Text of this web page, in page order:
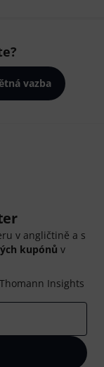
vazba
v angličtině a s
kupónů v
Thomann Insights